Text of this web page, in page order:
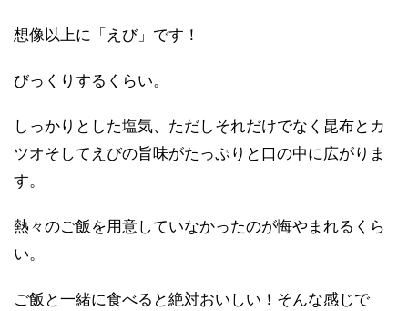
想像以上に「えび」です！
びっくりするくらい。
しっかりとした塩気、ただしそれだけでなく昆布とカ
ツオそしてえびの旨味がたっぷりと口の中に広がりま
す。
熱々のご飯を用意していなかったのが悔やまれるくら
い。
ご飯と一緒に食べると絶対おいしい！そんな感じで